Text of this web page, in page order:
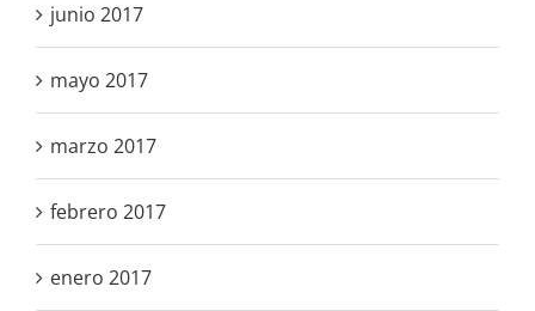
junio 2017
mayo 2017
marzo 2017
febrero 2017
enero 2017